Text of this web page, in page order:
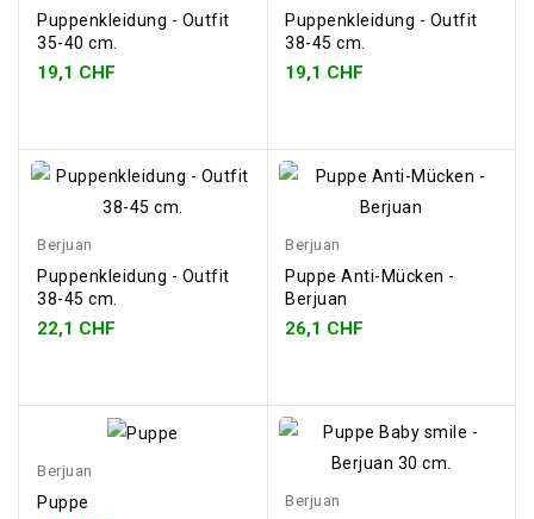
Puppenkleidung - Outfit
35-40 cm.
19,1 CHF
Puppenkleidung - Outfit
38-45 cm.
19,1 CHF
Berjuan
Puppenkleidung - Outfit
38-45 cm.
22,1 CHF
Berjuan
Puppe Anti-Mücken -
Berjuan
26,1 CHF
Berjuan
Puppe Berjuan